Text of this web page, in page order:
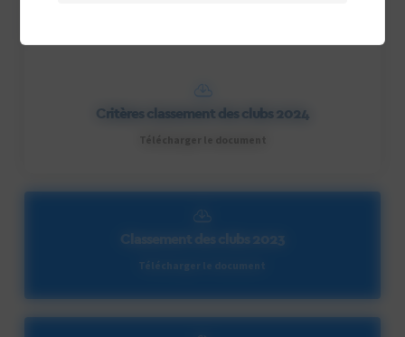
Critères classement des clubs 2024
Classement des clubs 2023